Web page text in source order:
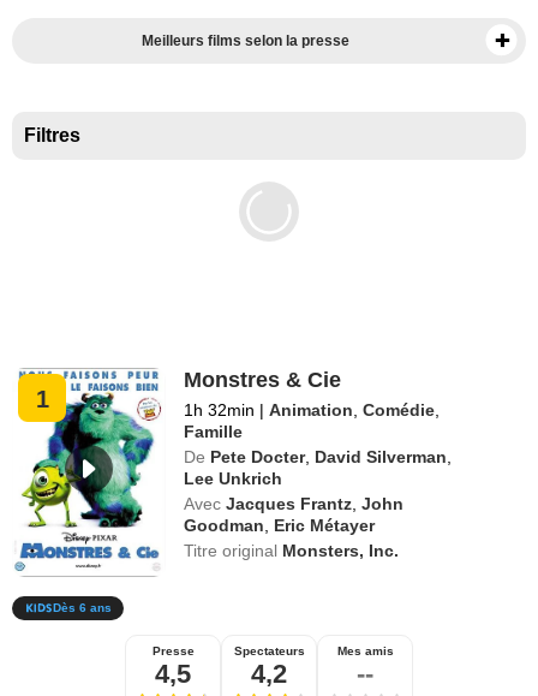
Meilleurs films selon la presse
Filtres
1
Monstres & Cie
1h 32min | Animation ,Comédie
Famille
De Pete Docter, David Silverman
Lee Unkrich
Avec Jacques Frantz ,John
Goodman
Eric Métayer
Titre original Monsters, Inc.
Dès 6 ans
Presse
4,5
Spectateurs
4,2
Mes amis
--